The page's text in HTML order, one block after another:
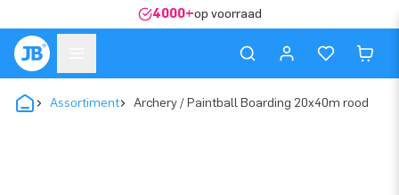
4000+op voorraad
Assortiment Archery / Paintball Boarding 20x40m rood